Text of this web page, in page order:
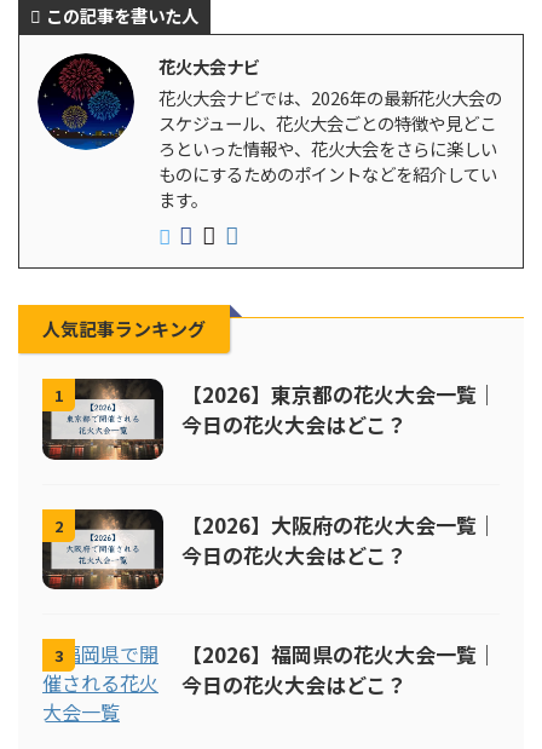
この記事を書いた人
花火大会ナビ
花火大会ナビでは、2026年の最新花火大会の
スケジュール、花火大会ごとの特徴や見どこ
ろといった情報や、花火大会をさらに楽しい
ものにするためのポイントなどを紹介してい
ます。
人気記事ランキング
1
【2026】東京都の花火大会一覧｜
今日の花火大会はどこ？
2
【2026】大阪府の花火大会一覧｜
今日の花火大会はどこ？
3
【2026】福岡県の花火大会一覧｜
今日の花火大会はどこ？